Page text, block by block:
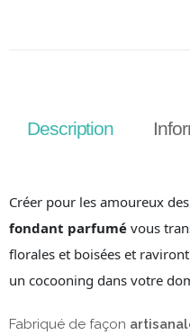
Description
Créer pour les amoureux
fondant parfumé vous
florales et boisées et
un cocooning dans votre
Fabriqué de façon